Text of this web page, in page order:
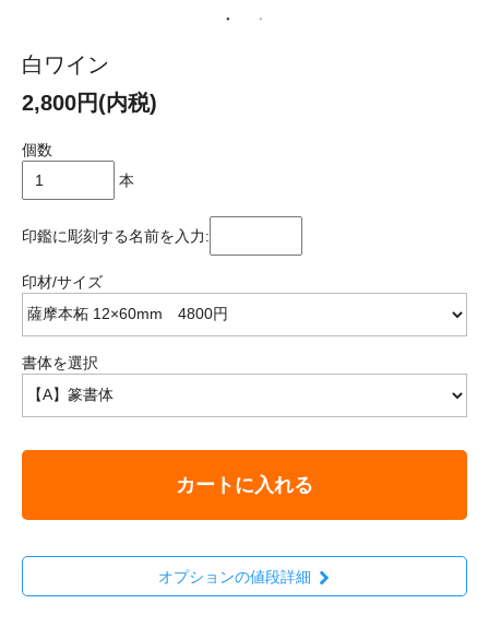
白ワイン
2,800円(内税)
個数
本
印鑑に彫刻する名前を入力:
印材/サイズ
書体を選択
カートに入れる
オプションの値段詳細